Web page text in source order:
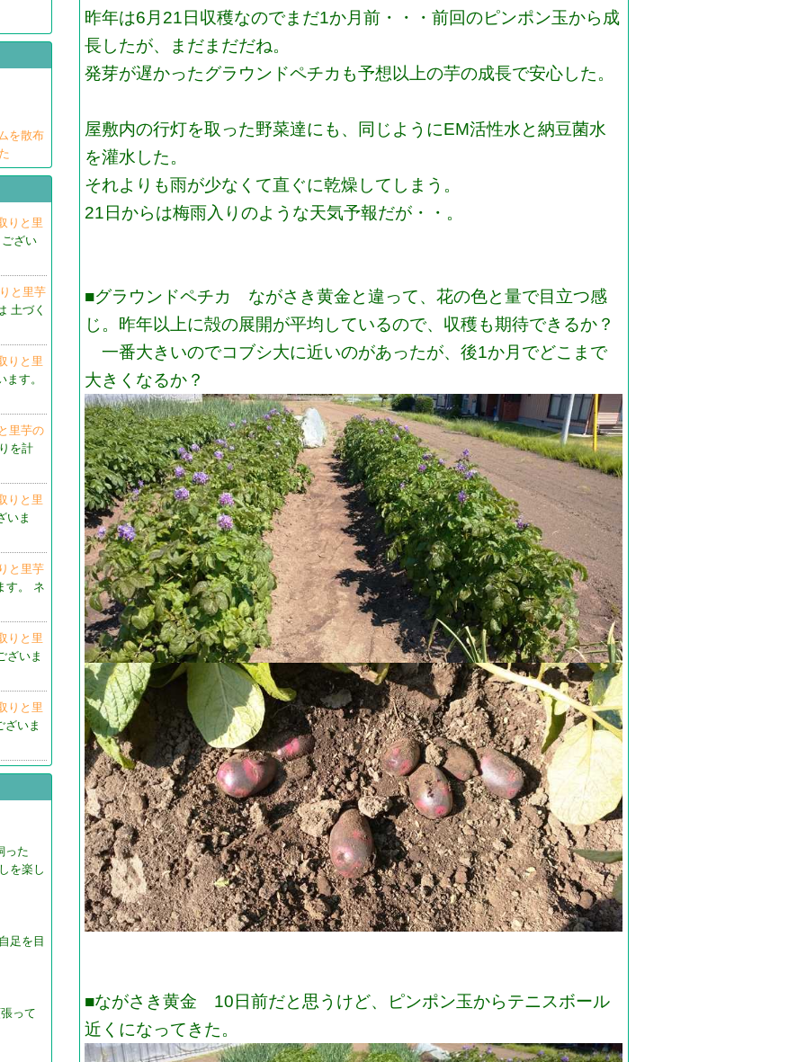
を散布
りと里
ざい
と里芋
土づく
りと里
す。
里芋の
を計
りと里
いま
と里芋
す。 ネ
りと里
ざいま
りと里
ざいま
った
を楽し
足を目
って
昨年は6月21日収穫なのでまだ1か月前・・・前回のピンポン玉から成
長したが、まだまだだね。
発芽が遅かったグラウンドペチカも予想以上の芋の成長で安心した。
屋敷内の行灯を取った野菜達にも、同じようにEM活性水と納豆菌水
を灌水した。
それよりも雨が少なくて直ぐに乾燥してしまう。
21日からは梅雨入りのような天気予報だが・・。
■グラウンドペチカ ながさき黄金と違って、花の色と量で目立つ感
じ。昨年以上に殻の展開が平均しているので、収穫も期待できるか？
一番大きいのでコブシ大に近いのがあったが、後1か月でどこまで
大きくなるか？
■ながさき黄金 10日前だと思うけど、ピンポン玉からテニスボール
近くになってきた。